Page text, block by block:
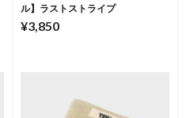
ル】ラストストライプ
¥3,850